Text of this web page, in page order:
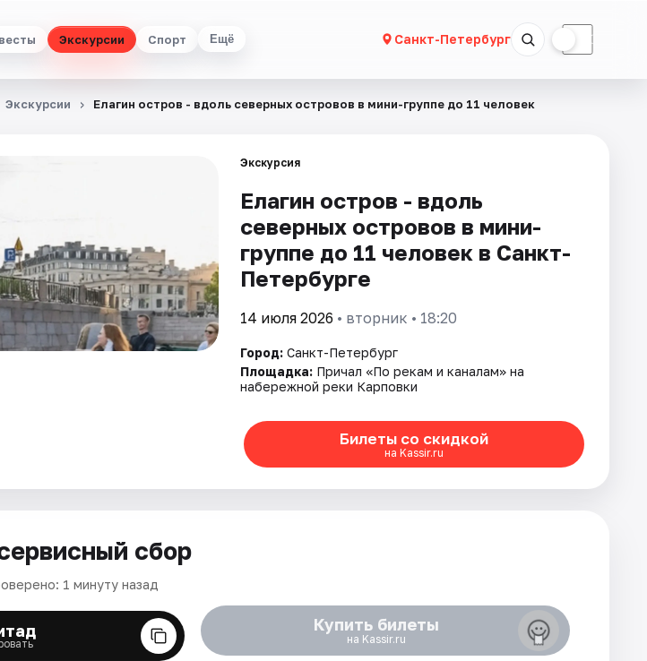
Экскурсии Спорт Ещё Санкт-Петербург ☾
Экскурсии Елагин остров - вдоль северных островов в мини-группе до 11 человек
Экскурсия
Елагин остров - вдоль
северных островов в мини-
группе до 11 человек в Санкт-
Петербурге
14 июля 2026 • вторник • 18:20
Город: Санкт-Петербург
Площадка: Причал «По рекам и каналам» на
набережной реки Карповки
Билеты со скидкой
на Kassir.ru
сбор
1 минуту назад
Купить билеты
на Kassir.ru